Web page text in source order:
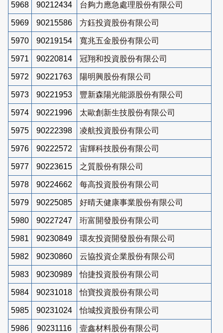
5968 90212434 台夠力應急處理股份有限公司
5969 90215586 方鈺投資股份有限公司
5970 90219154 寬兆五金股份有限公司
5971 90220814 冠翔和投資股份有限公司
5972 90221763 陽明興股份有限公司
5973 90221953 豐新森陽光能源股份有限公司
5974 90221996 太歐創新生技股份有限公司
5975 90222398 凌航投資股份有限公司
5976 90222572 宙輝科技股份有限公司
5977 90223615 之質股份有限公司
5978 90224662 每高投資股份有限公司
5979 90225085 好晴天健康事業股份有限公司
5980 90227247 珩富開發股份有限公司
5981 90230849 環友投資開發股份有限公司
5982 90230860 云協投資企業股份有限公司
5983 90230989 怡捷投資股份有限公司
5984 90231018 怡寶投資股份有限公司
5985 90231024 怡城投資股份有限公司
5986 90231116 壹鑫材料股份有限公司